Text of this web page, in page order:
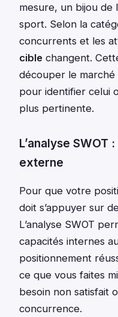
mesure, un bijou de
sport. Selon la
concurrents et les
cible changent.
découper le marché
pour identifier celui
plus pertinente.
L’analyse
externe
Pour que votre
doit s’appuyer sur
L’analyse SWOT
capacités internes
positionnement
ce que vous faites
besoin non satisfait
concurrence.